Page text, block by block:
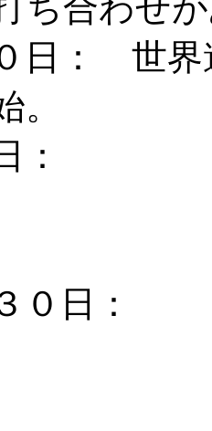
日： 世界
。
：
０日：